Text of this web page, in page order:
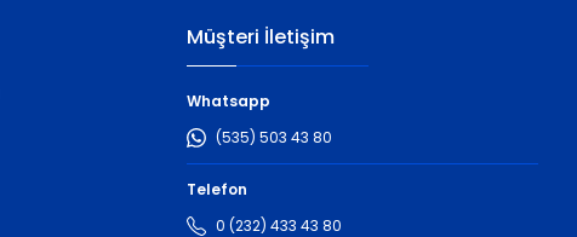
Müşteri İletişim
Whatsapp
(535) 503 43 80
Telefon
0 (232) 433 43 80